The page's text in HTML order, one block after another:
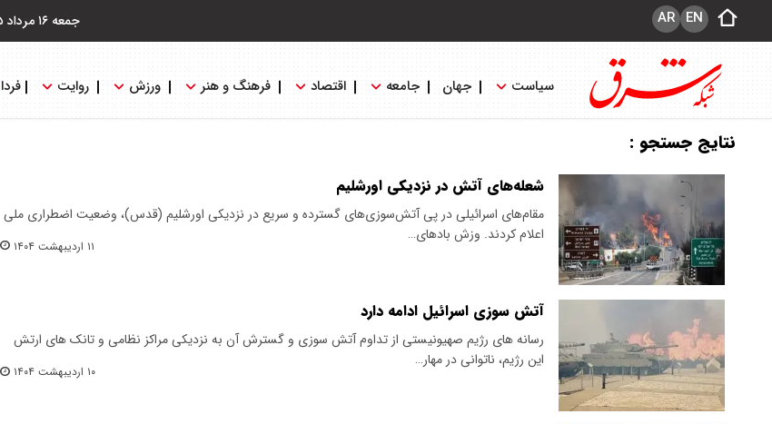
جمعه ۱۶ مرداد ۱۴۰۵ EN
AR
سیاست جهان جامعه اقتصاد فرهنگ و هنر ورزش روایت فردا
نتایج جستجو :
شعله‌های آتش در نزدیکی اورشلیم
مقام‌های اسرائیلی در پی آتش‌سوزی‌های گسترده و سریع در نزدیکی اورشلیم (قدس)، وضعیت اضطراری ملی
اعلام کردند. وزش بادهای…
۱۱ اردیبهشت ۱۴۰۴
آتش سوزی اسرائیل ادامه دارد
رسانه های رژیم صهیونیستی از تداوم آتش سوزی و گسترش آن به نزدیکی مراکز نظامی و تانک های ارتش
این رژیم، ناتوانی در مهار…
۱۰ اردیبهشت ۱۴۰۴